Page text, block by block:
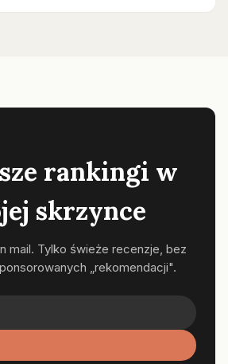
rankingi w
skrzynce
mail. Tylko świeże recenzje, bez
„rekomendacji".